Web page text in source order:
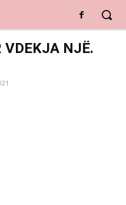
VDEKJA NJË.